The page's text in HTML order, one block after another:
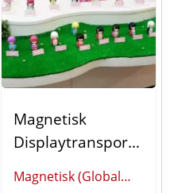
Magnetisk
Displaytransportö
Magnetisk (Global